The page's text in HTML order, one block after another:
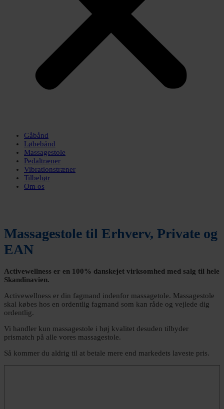
Gåbånd
Løbebånd
Massagestole
Pedaltræner
Vibrationstræner
Tilbehør
Om os
Massagestole til Erhverv, Private og
EAN
Activewellness er en 100% danskejet virksomhed med salg til hele
Skandinavien.
Activewellness er din fagmand indenfor massagetole. Massagestole
skal købes hos en ordentlig fagmand som kan råde og vejlede dig
ordentlig.
Vi handler kun massagestole i høj kvalitet desuden tilbyder
prismatch på alle vores massagestole.
Så kommer du aldrig til at betale mere end markedets laveste pris.